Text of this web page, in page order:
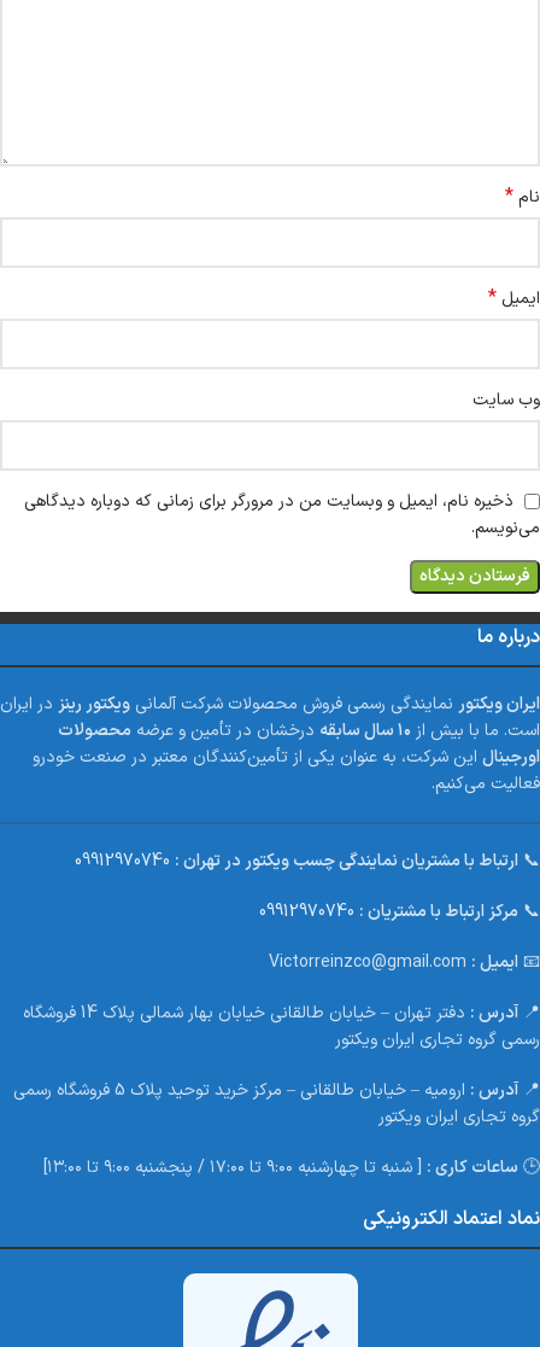
نام*
ایمیل *
وب‌ سایت
ذخیره نام، ایمیل و وبسایت من در مرورگر برای زمانی که دوباره دیدگاهی
می‌نویسم.
درباره ما
ایران ویکتور نمایندگی رسمی فروش محصولات شرکت آلمانی ویکتور رینز در ایران
است. ما با بیش از ۱۰ سال سابقه درخشان در تأمین و عرضه محصولات
اورجینال این شرکت، به عنوان یکی از تأمین‌کنندگان معتبر در صنعت خودرو
فعالیت می‌کنیم.
📞 ارتباط با مشتریان نمایندگی چسب ویکتور در تهران : 09912970740
📞 مرکز ارتباط با مشتریان : 09912970740
📧 ایمیل :
📍 آدرس :
دفتر تهران – خیابان طالقانی خیابان بهار شمالی پلاک 14 فروشگاه
رسمی گروه تجاری ایران ویکتور
📍 آدرس :
ارومیه – خیابان طالقانی – مرکز خرید توحید پلاک 5 فروشگاه رسمی
گروه تجاری ایران ویکتور
🕒 ساعات کاری : [ شنبه تا چهارشنبه ۹:۰۰ تا ۱۷:۰۰ / پنجشنبه ۹:۰۰ تا ۱۳:۰۰]
نماد اعتماد الکترونیکی